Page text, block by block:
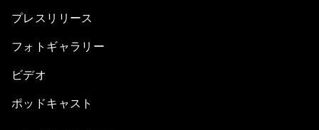
プレスリリース
フォトギャラリー
ビデオ
ポッドキャスト